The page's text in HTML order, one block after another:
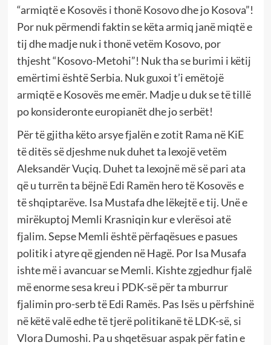
“armiqtë e Kosovës i thonë Kosovo dhe jo Kosova”!
Por nuk përmendi faktin se këta armiq janë miqtë e
tij dhe madje nuk i thonë vetëm Kosovo, por
thjesht “Kosovo-Metohi”! Nuk tha se burimi i këtij
emërtimi është Serbia. Nuk guxoi t’i emëtojë
armiqtë e Kosovës me emër. Madje u duk se të tillë
po konsideronte europianët dhe jo serbët!
Për të gjitha këto arsye fjalën e zotit Rama në KiE
të ditës së djeshme nuk duhet ta lexojë vetëm
Aleksandër Vuçiq. Duhet ta lexojnë më së pari ata
që u turrën ta bëjnë Edi Ramën hero të Kosovës e
të shqiptarëve. Isa Mustafa dhe lëkejtë e tij. Unë e
mirëkuptoj Memli Krasniqin kur e vlerësoi atë
fjalim. Sepse Memli është përfaqësues e pasues
politik i atyre që gjenden në Hagë. Por Isa Musafa
ishte më i avancuar se Memli. Kishte zgjedhur fjalë
më enorme sesa kreu i PDK-së për ta mburrur
fjalimin pro-serb të Edi Ramës. Pas Isës u përfshinë
në këtë valë edhe të tjerë politikanë të LDK-së, si
Vlora Dumoshi. Pa u shqetësuar aspak për fatin e